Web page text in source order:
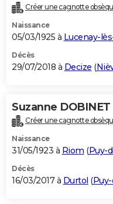
Dictionnaire
Biographies
Citations
Expressions
Proverbes
PROGRAMME TV
S'inscrire
Se connecter
Lycées
Collèges
Primaires
Universités
Entreprises
Service militaire
Avis de recherche
AVIS DE DÉCÈS
Bricolage
Lifestyle
Culture
Sport
Auto
Television
Voyage
Cinema
Créer une cagnotte
Naissance
05/03/1925 à Lucenay-
Décès
29/07/2018 à Decize (
Suzanne DOBINET
Créer une cagnotte
Naissance
31/05/1923 à Riom (Puy-
Décès
16/03/2017 à Durtol (